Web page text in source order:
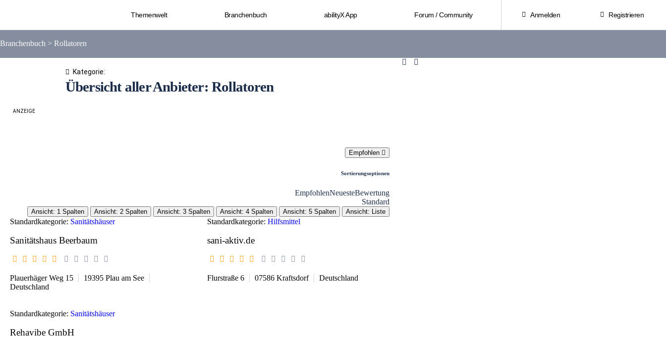
Themenwelt Branchenbuch abilityX App Forum / Community Anmelden Registrieren
Branchenbuch > Rollatoren
Kategorie:
Übersicht aller Anbieter: Rollatoren
ANZEIGE
Empfohlen
Sortierungsoptionen
EmpfohlenNeuesteBewertung
Standard
Ansicht: 1 Spalten Ansicht: 2 Spalten Ansicht: 3 Spalten Ansicht: 4 Spalten Ansicht: 5 Spalten Ansicht: Liste
Standardkategorie: Sanitätshäuser
Sanitätshaus Beerbaum
Plauerhäger Weg 15 19395 Plau am See
Deutschland
Standardkategorie:Hilfsmittel
sani-aktiv.de
Flurstraße 6 07586 Kraftsdorf Deutschland
Standardkategorie: Sanitätshäuser
Rehavibe GmbH